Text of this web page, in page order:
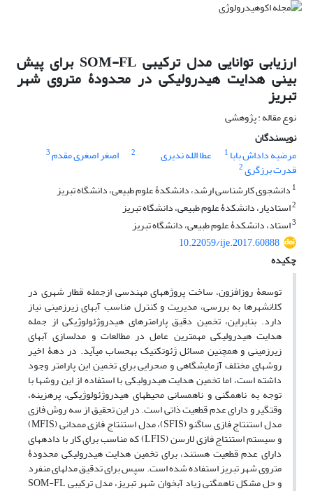
ارزیابی توانایی مدل ترکیبی SOM-FL برای پیش
‏بینی هدایت هیدرولیکی در محدودۀ متروی شهر
تبریز
نوع مقاله : پژوهشی
نویسندگان
مرضیه داداش بابا 1 عطا الله ندیری 2 اصغر اصغری مقدم3
قدرت برزگری2
1 دانشجوی کارشناسی ارشد، دانشکدۀ علوم طبیعی، دانشگاه تبریز
2استادیار، دانشکدۀ علوم طبیعی، دانشگاه تبریز
3استاد، دانشکدۀ علوم طبیعی، دانشگاه تبریز
10.22059/ije.2017.60888
چکیده
توسعۀ‏ روزافزون، ساخت پروژه‏های مهندسی ازجمله قطار شهری در
کلان‏شهرها به بررسی، مدیریت و کنترل مناسب آب‏های زیرزمینی نیاز
دارد. بنابراین، تخمین دقیق پارامترهای هیدروژئولوژیکی از جمله
هدایت هیدرولیکی مهم‏ترین عامل در مطالعات و مدل‏سازی آب‏های
زیرزمینی و همچنین مسائل ژئوتکنیک به‏حساب می‏آید. در دهۀ اخیر
روش‏های مختلف آزمایشگاهی و صحرایی برای تخمین این پارامتر وجود
داشته است، اما تخمین هدایت هیدرولیکی با استفاده از این روش‏ها با
توجه به ناهمگنی و ناهمسانی محیط‏های هیدروژئولوژیکی، پرهزینه،
وقت‏گیر و دارای عدم قطعیت ذاتی است. در این تحقیق از سه روش فازی
مدل استنتاج فازی ساگنو (SFIS)، مدل استنتاج فازی ممدانی (MFIS)
و سیستم استنتاج فازی لارسن (LFIS) که مناسب برای کار با داده‏های
دارای عدم قطعیت هستند، برای تخمین هدایت هیدرولیکی محدودۀ
متروی شهر تبریز استفاده شده است. سپس برای تدقیق مدل‏های منفرد
و حل مشکل ناهمگنی زیاد آبخوان شهر تبریز، مدل ترکیبی SOM-FL